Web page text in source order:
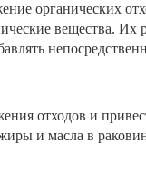
органических
вещества. Их
отходов и
и масла в